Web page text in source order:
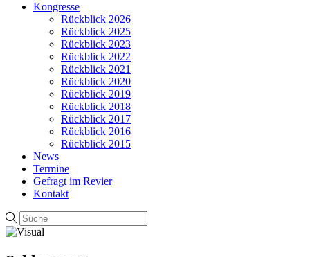
Kongresse
Rückblick 2026
Rückblick 2025
Rückblick 2023
Rückblick 2022
Rückblick 2021
Rückblick 2020
Rückblick 2019
Rückblick 2018
Rückblick 2017
Rückblick 2016
Rückblick 2015
News
Termine
Gefragt im Revier
Kontakt